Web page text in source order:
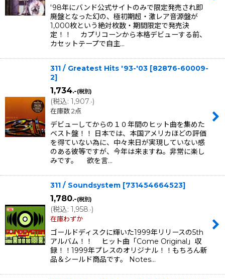
'98年にバンド公式サイトのみで限定発売され即
廃盤となった幻の、極初期超・激レア音源盤が
1,000枚という絶対枚数・期間限定で発売決
定！！ カプリコーンから本格デビューする前、
カセットテープで自主…
311 / Greatest Hits '93-'03 [82876-60009-
2]
1,734.-(税別)
(税込: 1,907.-)
在庫数 2点
デビューしてからの１０年間のヒット曲を集めた
ベスト盤！！ 日本では、本国アメリカほどの評価
を得ていない為に、中々来日が実現していない感
のある彼等ですが、今年は来ますね。非常に楽し
みです。 欲を言…
311 / Soundsystem [731454664523]
1,780.-(税別)
(税込: 1,958.-)
在庫わずか
ゴールドディスクに輝いた1999年リリースの5th
アルバム！！ ヒット曲「Come Original」収
録！！1999年プレスのオリジナル！！もちろん新
品＆シールド商品です。 Notes…